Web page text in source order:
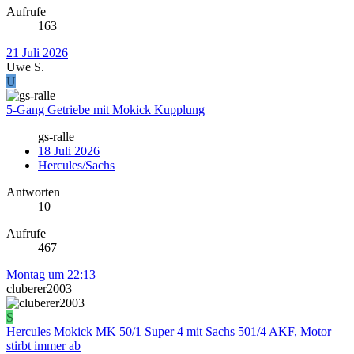
Aufrufe
163
21 Juli 2026
Uwe S.
U
5-Gang Getriebe mit Mokick Kupplung
gs-ralle
18 Juli 2026
Hercules/Sachs
Antworten
10
Aufrufe
467
Montag um 22:13
cluberer2003
S
Hercules Mokick MK 50/1 Super 4 mit Sachs 501/4 AKF, Motor
stirbt immer ab